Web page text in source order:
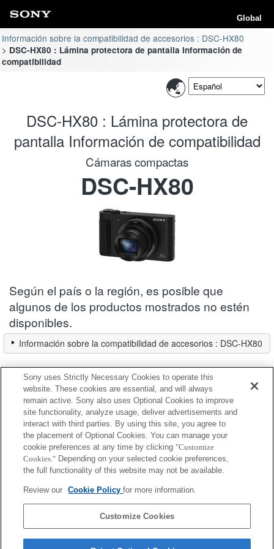
Global
Información sobre la compatibilidad de accesorios : DSC-HX80
DSC-HX80 : Lámina protectora de pantalla Información de
compatibilidad
DSC-HX80 : Lámina protectora de
pantalla Información de compatibilidad
Cámaras compactas
DSC-HX80
Según el país o la región, es posible que
algunos de los productos mostrados no estén
disponibles.
Información sobre la compatibilidad de accesorios : DSC-HX80
Lámina protectora de pantalla
Totalmente compatible
Compatible, pero con restricciones
PCK-L30B
PCK-LS30
Sony uses Strictly Necessary Cookies to operate this
website. These cookies are essential, and will always
remain active. Sony also uses Optional Cookies to improve
site functionality, analyze usage, deliver advertisements and
interact with third parties. By using this site, you agree to
the placement of Optional Cookies. You can manage your
cookie preferences at any time by clicking "Customize
Cookies." Depending on your selected cookie preferences,
the full functionality of this website may not be available.
Review our Cookie Policyfor more information.
Customize Cookies